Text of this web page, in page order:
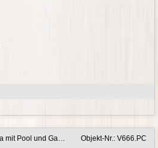
Porto Cristo: TOP- Neubau-Villa mit Pool und Garage auf einem 18.000 m2 großen Grundstück zum Kaufen oder Mieten Objekt-Nr.: V666.PC